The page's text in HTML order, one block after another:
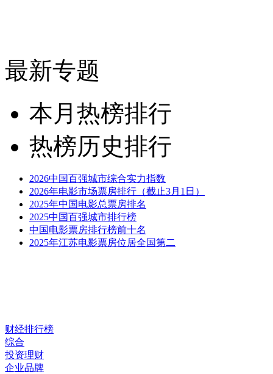
最新专题
本月热榜排行
热榜历史排行
2026中国百强城市综合实力指数
2026年电影市场票房排行（截止3月1日）
2025年中国电影总票房排名
2025中国百强城市排行榜
中国电影票房排行榜前十名
2025年江苏电影票房位居全国第二
财经排行榜
综合
投资理财
企业品牌